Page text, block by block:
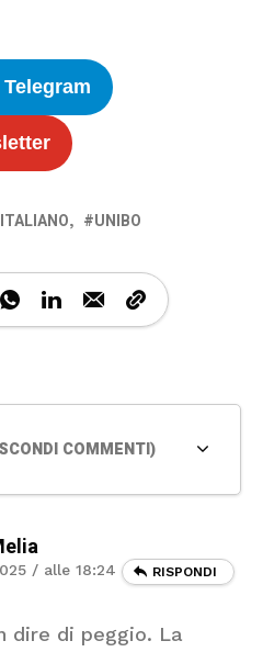
UNIBO
COMMENTI)
/ alle 18:24 RISPONDI
dire di peggio. La